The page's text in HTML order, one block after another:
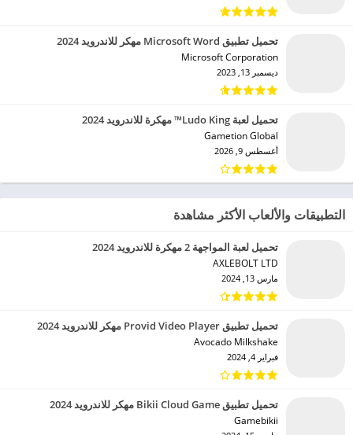
تحميل تطبيق Microsoft Word مهكر للاندرويد 2024
Microsoft Corporation‏
ديسمبر 13, 2023
تحميل لعبة Ludo King™ مهكرة للاندرويد 2024
Gametion Global‏
أغسطس 9, 2026
التطبيقات والألعاب الأكثر مشاهدة
تحميل لعبة المواجهة 2 مهكرة للاندرويد 2024
AXLEBOLT LTD‏
مارس 13, 2024
تحميل تطبيق Provid Video Player مهكر للاندرويد 2024
Avocado Milkshake‏
فبراير 4, 2024
تحميل تطبيق Bikii Cloud Game مهكر للاندرويد 2024
Gamebikii‏